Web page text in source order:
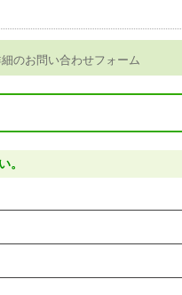
のお問い合わせフォーム
。